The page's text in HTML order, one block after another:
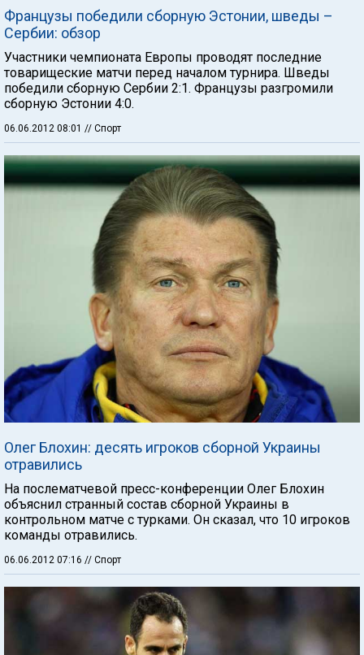
Французы победили сборную Эстонии, шведы –
Сербии: обзор
Участники чемпионата Европы проводят последние
товарищеские матчи перед началом турнира. Шведы
победили сборную Сербии 2:1. Французы разгромили
сборную Эстонии 4:0.
06.06.2012 08:01 // Спорт
Олег Блохин: десять игроков сборной Украины
отравились
На послематчевой пресс-конференции Олег Блохин
объяснил странный состав сборной Украины в
контрольном матче с турками. Он сказал, что 10 игроков
команды отравились.
06.06.2012 07:16 // Спорт